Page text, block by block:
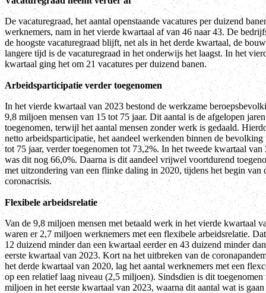
De vacaturegraad, het aantal openstaande vacatures per duizend
werknemers, nam in het vierde kwartaal af van 46 naar 43. De
de hoogste vacaturegraad blijft, net als in het derde kwartaal, de
langere tijd is de vacaturegraad in het onderwijs het laagst. In het
kwartaal ging het om 21 vacatures per duizend banen.
Arbeidsparticipatie verder toegenomen
In het vierde kwartaal van 2023 bestond de werkzame
9,8 miljoen mensen van 15 tot 75 jaar. Dit aantal is de afgelopen jaren
toegenomen, terwijl het aantal mensen zonder werk is gedaald.
netto arbeidsparticipatie, het aandeel werkenden binnen de bevolking
tot 75 jaar, verder toegenomen tot 73,2%. In het tweede kwartaal van
was dit nog 66,0%. Daarna is dit aandeel vrijwel voortdurend
met uitzondering van een flinke daling in 2020, tijdens het begin van
coronacrisis.
Flexibele arbeidsrelatie
Van de 9,8 miljoen mensen met betaald werk in het vierde kwartaal
waren er 2,7 miljoen werknemers met een flexibele arbeidsrelatie.
12 duizend minder dan een kwartaal eerder en 43 duizend minder
eerste kwartaal van 2023. Kort na het uitbreken van de
het derde kwartaal van 2020, lag het aantal werknemers met een
op een relatief laag niveau (2,5 miljoen). Sindsdien is dit toegenomen
miljoen in het eerste kwartaal van 2023, waarna dit aantal wat is gaan